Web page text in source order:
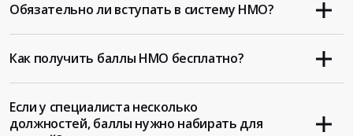
Обязательно ли вступать в систему НМО?
Как получить баллы НМО бесплатно?
Если у специалиста несколько
должностей, баллы нужно набирать для